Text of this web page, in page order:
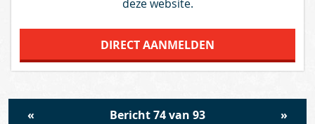
deze website.
DIRECT AANMELDEN
« Bericht 74 van 93 »